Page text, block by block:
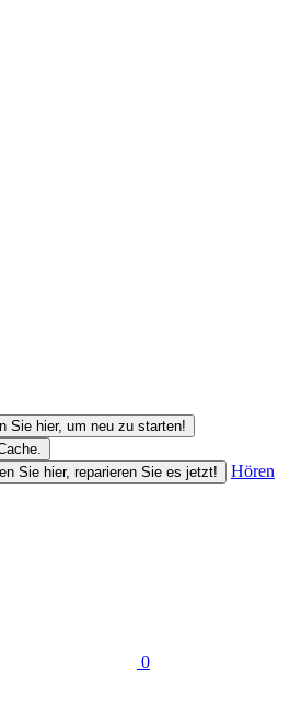
Sie hier, um neu zu starten!
Sie hier, reparieren Sie es jetzt!
Hören
0